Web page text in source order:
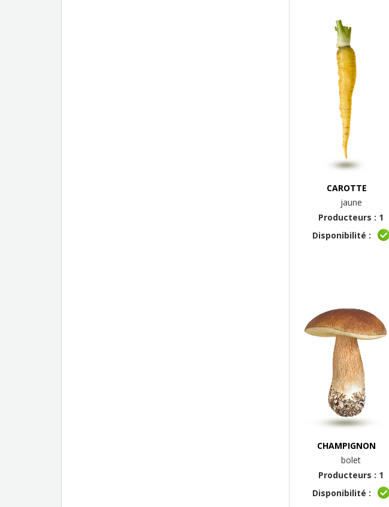
CAROTTE
jaune
Producteurs : 1
Disponibilité :
CHAMPIGNON
bolet
Producteurs : 1
Disponibilité :